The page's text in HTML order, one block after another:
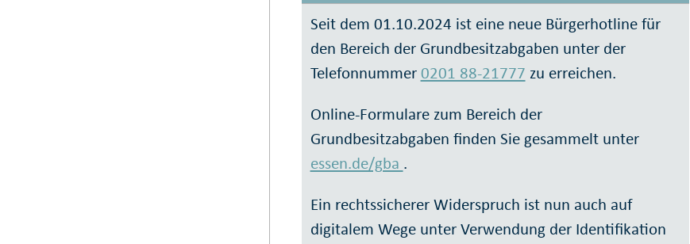
Seit dem 01.10.2024 ist eine neue Bürgerhotline für
den Bereich der Grundbesitzabgaben unter der
Telefonnummer0201 88-21777 zu erreichen.
Online-Formulare zum Bereich der
Grundbesitzabgaben finden Sie gesammelt unter
essen.de/gba .
Ein rechtssicherer Widerspruch ist nun auch auf
digitalem Wege unter Verwendung der Identifikation